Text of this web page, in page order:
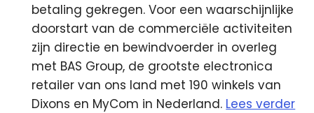
betaling gekregen. Voor een waarschijnlijke
doorstart van de commerciële activiteiten
zijn directie en bewindvoerder in overleg
met BAS Group, de grootste electronica
retailer van ons land met 190 winkels van
Dixons en MyCom in Nederland. Lees verder